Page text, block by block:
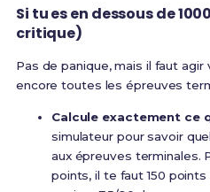
Si tu es en dessous de
critique)
Pas de panique, mais il faut
encore toutes les épreuves
Calcule exactement ce
simulateur pour savoir
aux épreuves terminales.
points, il te faut 150